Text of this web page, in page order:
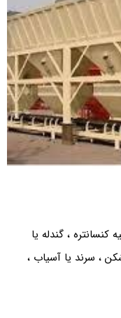
کنسانتره ، گندله یا
، سرند یا آسیاب ،